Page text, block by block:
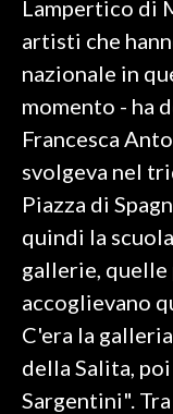
CULTURA
GOSSIP
SALUTE
SARDEGNA TURISMO
SARDI NEL MONDO
NOTIZIE
EVENTI
Lampertico di
artisti che
nazionale in
momento - ha
Francesca
svolgeva nel
Piazza di
quindi la
gallerie, quelle
accoglievano
C'era la
della Salita,
Sargentini".